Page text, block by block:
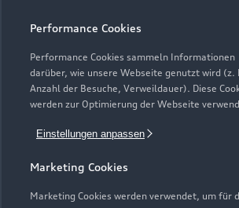
Performance Cookies
Performance Cookies sammeln Informationen
darüber, wie unsere Webseite genutzt wird (z.
Anzahl der Besuche, Verweildauer). Diese
werden zur Optimierung der Webseite
Einstellungen anpassen
Marketing Cookies
Marketing Cookies werden verwendet, um für
Elektromodelle
Plug-in-Hybride
Neuwagensuche
Gebrauchtwagensuche
Service & Zubehör
Saisonale Angebote
Audi Services
Garantie
Audi digital services
Support
Über Audi
Unternehmen